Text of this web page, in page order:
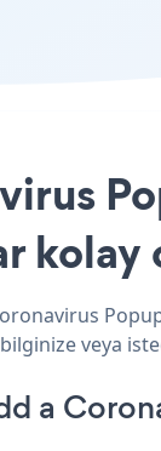
kolay
veya
a